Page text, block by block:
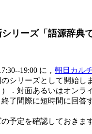
リーズ「語源辞典
19:00 に， 朝日カル
シリーズとして開始し
．対面あるいはオン
了間際に短時間に回
予定を確認しておきま